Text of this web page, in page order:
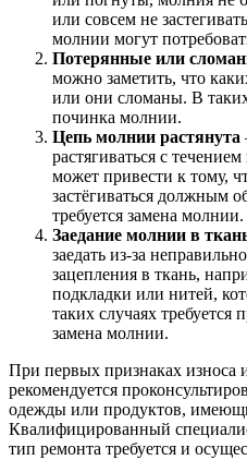
или совсем не
молнии могут
Потерянные или
можно заметить, что
или они сломаны. В таких
починка молнии.
Цепь молнии растянута
растягиваться с
может привести к тому,
застёгиваться должным
требуется замена молнии.
Заедание молнии в
заедать из-за
зацепления в ткань,
подкладки или нитей,
таких случаях
замена молнии.
При первых признаках износа
рекомендуется
одежды или продуктов,
Квалифицированный
тип ремонта требуется и